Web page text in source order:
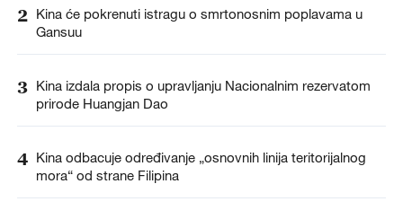
2 Kina će pokrenuti istragu o smrtonosnim poplavama u
Gansuu
3 Kina izdala propis o upravljanju Nacionalnim rezervatom
prirode Huangjan Dao
4 Kina odbacuje određivanje „osnovnih linija teritorijalnog
mora“ od strane Filipina